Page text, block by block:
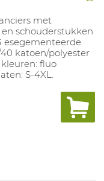
met
schouderstukken
esegementeerde
katoen/polyester
fluo
S-4XL.